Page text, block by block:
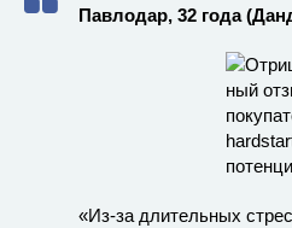
Павлодар, 32 года
«Из-за длительных